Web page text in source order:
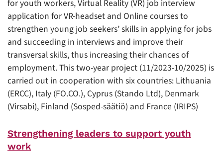
for youth workers, Virtual Reality (VR) job interview
application for VR-headset and Online courses to
strengthen young job seekers’ skills in applying for jobs
and succeeding in interviews and improve their
transversal skills, thus increasing their chances of
employment. This two-year project (11/2023-10/2025) is
carried out in cooperation with six countries: Lithuania
(ERCC), Italy (FO.CO.), Cyprus (Stando Ltd), Denmark
(Virsabi), Finland (Sosped-säätiö) and France (IRIPS)
Strengthening leaders to support youth
work